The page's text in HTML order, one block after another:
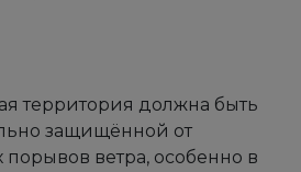
территория должна быть
защищённой от
порывов ветра, особенно в